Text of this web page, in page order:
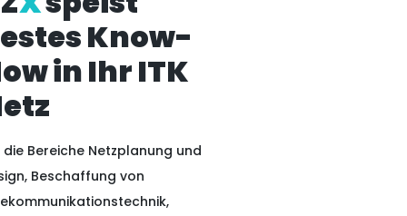
UNTERNEHMEN
Know-
in Ihr ITK
die Bereiche Netzplanung und
Beschaffung von